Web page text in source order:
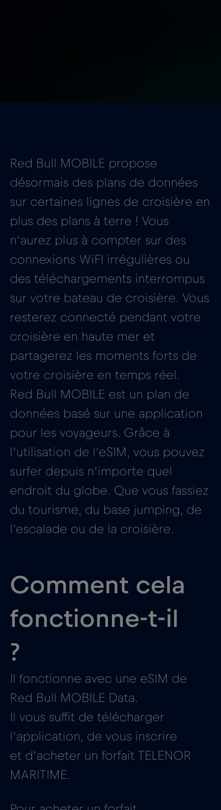
Red Bull MOBILE propose
désormais des plans de données
sur certaines lignes de croisière en
plus des plans à terre ! Vous
n’aurez plus à compter sur des
connexions WiFI irrégulières ou
des téléchargements interrompus
sur votre bateau de croisière. Vous
resterez connecté pendant votre
croisière en haute mer et
partagerez les moments forts de
votre croisière en temps réel.
Red Bull MOBILE est un plan de
données basé sur une application
pour les voyageurs. Grâce à
l’utilisation de l’eSIM, vous pouvez
surfer depuis n’importe quel
endroit du globe. Que vous fassiez
du tourisme, du base jumping, de
l’escalade ou de la croisière.
Comment cela
fonctionne-t-il
?
Il fonctionne avec une eSIM de
Red Bull MOBILE Data.
Il vous suffit de télécharger
l’application, de vous inscrire
et d’acheter un forfait TELENOR
MARITIME.